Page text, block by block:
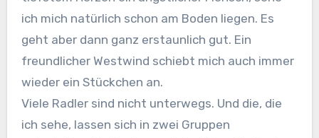
ich mich natürlich schon am Boden liegen. Es
geht aber dann ganz erstaunlich gut. Ein
freundlicher Westwind schiebt mich auch immer
wieder ein Stückchen an.
Viele Radler sind nicht unterwegs. Und die, die
ich sehe, lassen sich in zwei Gruppen